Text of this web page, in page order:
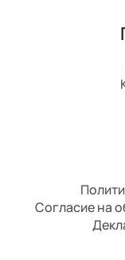
Согласие на